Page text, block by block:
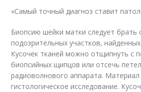
«Самый точный диагноз ставит
Биопсию шейки матки следует брать
подозрительных участков,
Кусочек тканей можно отщипнуть с
биопсийных щипцов или отсечь
радиоволнового аппарата.
гистологическое исследование.